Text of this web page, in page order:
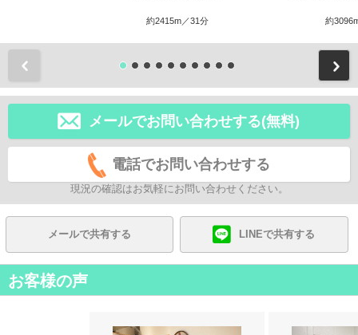
約2415m／31分 約
メールでお問い合わせする(無料)
電話でお問い合わせする
現況の確認はお気軽にお問い合わせください。
メールで共有する LINEで共有する
お客様の声